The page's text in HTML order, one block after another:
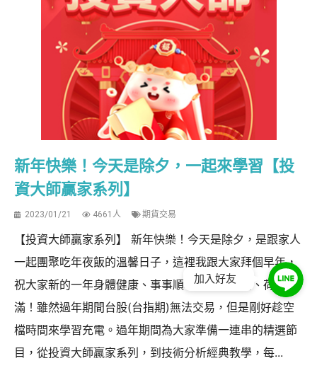
新年快樂！今天是除夕，一起來學習【投
資大師贏家系列】
2023/01/21 4661人 期貨交易
【投資大師贏家系列】 新年快樂！今天是除夕，是跟家人
一起團聚吃年夜飯的溫馨日子，這裡我跟大家拜個早年，
祝大家新的一年身體健康、事事順心、交易獲利、荷包滿
滿！雖然過年期間台股(台指期)無法交易，但是剛好趁空
檔時間來學習充電。過年期間為大家準備一連串的精選節
目，從投資大師贏家系列，到技術分析經典教學，每...
加入好友